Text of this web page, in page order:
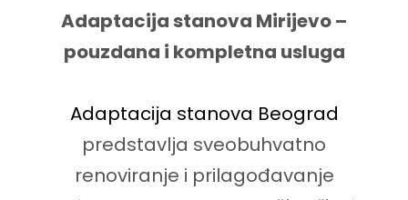
Adaptacija stanova Mirijevo –
pouzdana i kompletna usluga
Adaptacija stanova Beograd
predstavlja sveobuhvatno
renoviranje i prilagođavanje